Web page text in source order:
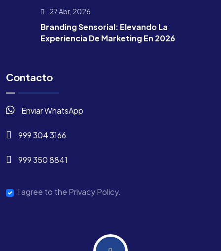
27 Abr, 2026
Branding Sensorial: Elevando La
Experiencia De Marketing En 2026
Contacto
Enviar WhatsApp
999 304 3166
999 350 8841
I agree to the Privacy Policy.